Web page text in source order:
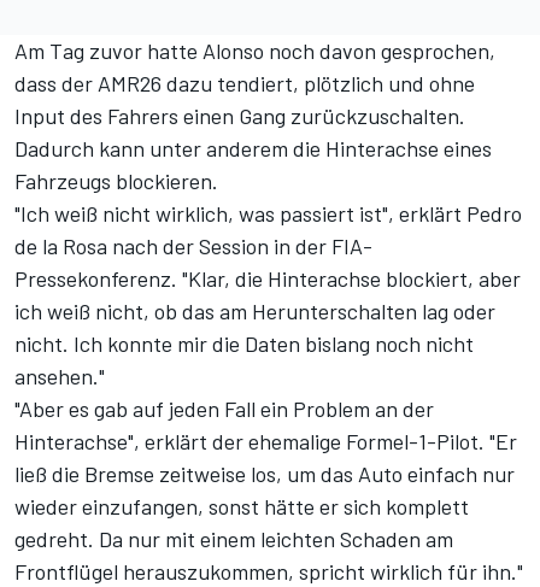
Am Tag zuvor hatte Alonso noch davon gesprochen,
dass der AMR26 dazu tendiert, plötzlich und ohne
Input des Fahrers einen Gang zurückzuschalten.
Dadurch kann unter anderem die Hinterachse eines
Fahrzeugs blockieren.
"Ich weiß nicht wirklich, was passiert ist", erklärt Pedro
de la Rosa nach der Session in der FIA-
Pressekonferenz. "Klar, die Hinterachse blockiert, aber
ich weiß nicht, ob das am Herunterschalten lag oder
nicht. Ich konnte mir die Daten bislang noch nicht
ansehen."
"Aber es gab auf jeden Fall ein Problem an der
Hinterachse", erklärt der ehemalige Formel-1-Pilot. "Er
ließ die Bremse zeitweise los, um das Auto einfach nur
wieder einzufangen, sonst hätte er sich komplett
gedreht. Da nur mit einem leichten Schaden am
Frontflügel herauszukommen, spricht wirklich für ihn."